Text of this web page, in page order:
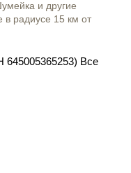
и другие
радиусе 15 км от
Все